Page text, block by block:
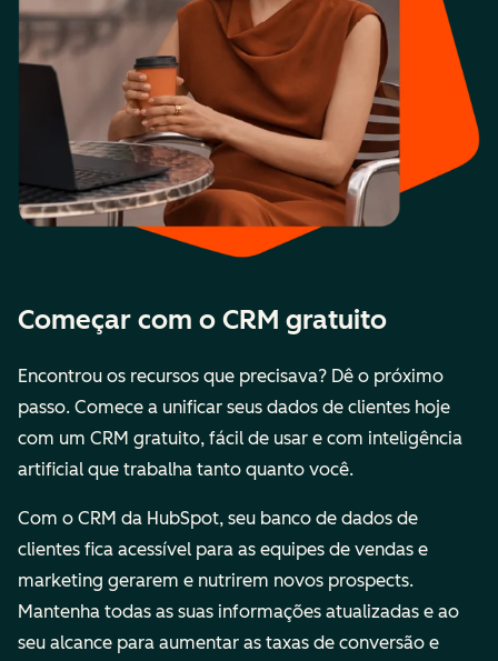
Começar com o CRM gratuito
Encontrou os recursos que precisava? Dê o próximo
passo. Comece a unificar seus dados de clientes hoje
com um CRM gratuito, fácil de usar e com inteligência
artificial que trabalha tanto quanto você.
Com o CRM da HubSpot, seu banco de dados de
clientes fica acessível para as equipes de vendas e
marketing gerarem e nutrirem novos prospects.
Mantenha todas as suas informações atualizadas e ao
seu alcance para aumentar as taxas de conversão e